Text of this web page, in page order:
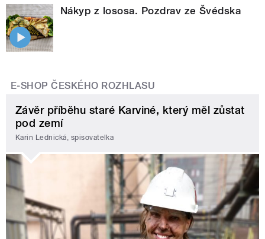
Nákyp z lososa. Pozdrav ze Švédska
E-SHOP ČESKÉHO ROZHLASU
Závěr příběhu staré Karviné, který měl zůstat
pod zemí
Karin Lednická, spisovatelka